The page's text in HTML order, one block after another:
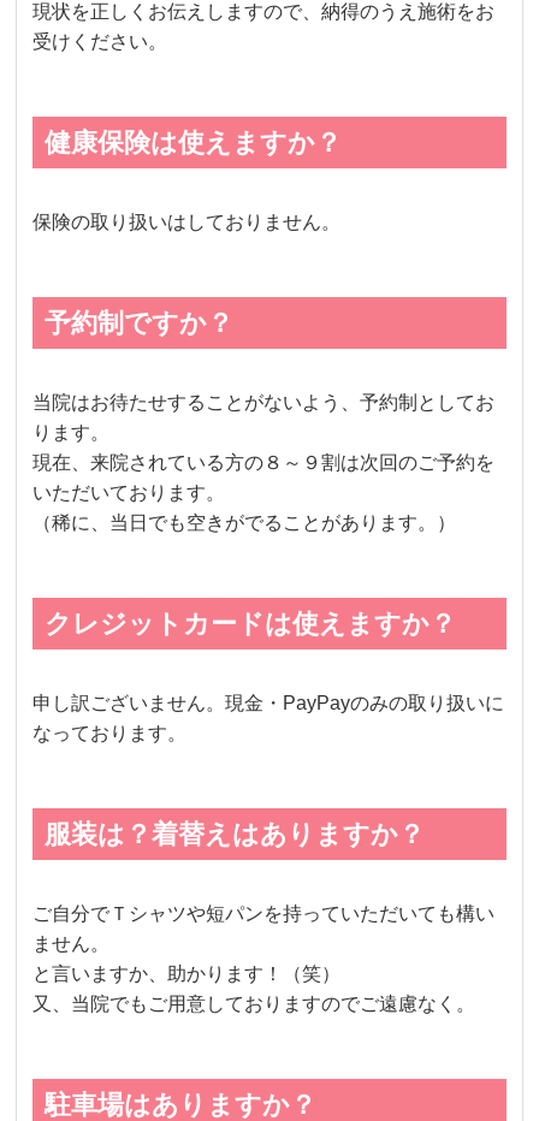
現状を正しくお伝えしますので、納得のうえ施術をお
受けください。
健康保険は使えますか？
保険の取り扱いはしておりません。
予約制ですか？
当院はお待たせすることがないよう、予約制としてお
ります。
現在、来院されている方の８～９割は次回のご予約を
いただいております。
（稀に、当日でも空きがでることがあります。）
クレジットカードは使えますか？
申し訳ございません。現金・PayPayのみの取り扱いに
なっております。
服装は？着替えはありますか？
ご自分でＴシャツや短パンを持っていただいても構い
ません。
と言いますか、助かります！（笑）
又、当院でもご用意しておりますのでご遠慮なく。
駐車場はありますか？